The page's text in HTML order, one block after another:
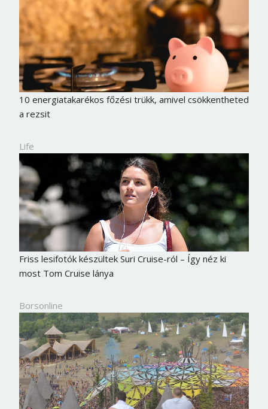
10 energiatakarékos főzési trükk, amivel csökkentheted
a rezsit
Life
Friss lesifotók készültek Suri Cruise-ról – Így néz ki
most Tom Cruise lánya
Borsonline
Jelszó
Mégse Bejelentkezés